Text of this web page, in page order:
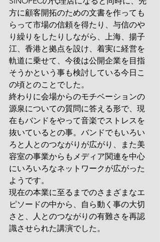
方に顧客開拓のための文書を作っても
らって市場の信頼を得たり、与信のや
り繰りをしたりしながら、上海、揚子
江、香港と拠点を設け、着実に経営を
軌道に乗せて、今後は公開企業を目指
そうかという事も検討している今日こ
の頃とのことでした。
終わりに会場からのモチベーションの
源泉についての質問に答える形で、現
在もバンドをやって音楽でストレスを
抜いているとの事。バンドでもいろい
ろと人とのつながりが広がり、また美
容室の事業からもメディア関連を中心
にいろいろなネットワークが広がった
ようです。
現在の本業に至るまでのさまざまなエ
ピソードの中から、自ら動く事の大切
さと、人とのつながりの有難さを再認
識させられた講演でした。